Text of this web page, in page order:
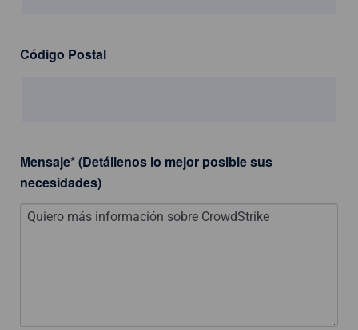
Código Postal
Mensaje*(Detállenos lo mejor posible sus
necesidades)